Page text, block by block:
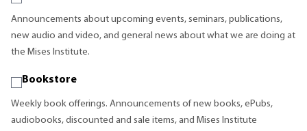
Announcements about upcoming events, seminars, publications,
new audio and video, and general news about what we are doing at
the Mises Institute.
Bookstore
Weekly book offerings. Announcements of new books, ePubs,
audiobooks, discounted and sale items, and Mises Institute